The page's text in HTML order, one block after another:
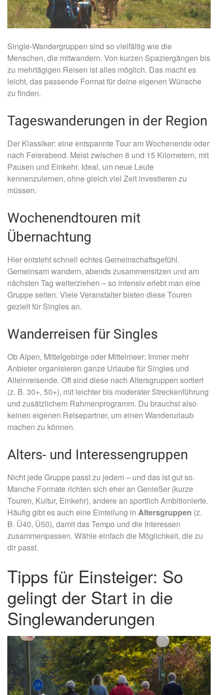
Single-Wandergruppen sind so vielfältig wie die
Menschen, die mitwandern. Von kurzen Spaziergängen bis
zu mehrtägigen Reisen ist alles möglich. Das macht es
leicht, das passende Format für deine eigenen Wünsche
zu finden.
Tageswanderungen in der Region
Der Klassiker: eine entspannte Tour am Wochenende oder
nach Feierabend. Meist zwischen 8 und 15 Kilometern, mit
Pausen und Einkehr. Ideal, um neue Leute
kennenzulernen, ohne gleich viel Zeit investieren zu
müssen.
Wochenendtouren mit
Übernachtung
Hier entsteht schnell echtes Gemeinschaftsgefühl.
Gemeinsam wandern, abends zusammensitzen und am
nächsten Tag weiterziehen – so intensiv erlebt man eine
Gruppe selten. Viele Veranstalter bieten diese Touren
gezielt für Singles an.
Wanderreisen für Singles
Ob Alpen, Mittelgebirge oder Mittelmeer: Immer mehr
Anbieter organisieren ganze Urlaube für Singles und
Alleinreisende. Oft sind diese nach Altersgruppen sortiert
(z. B. 30+, 50+), mit leichter bis moderater Streckenführung
und zusätzlichem Rahmenprogramm. Du brauchst also
keinen eigenen Reisepartner, um einen Wanderurlaub
machen zu können.
Alters- und Interessengruppen
Nicht jede Gruppe passt zu jedem – und das ist gut so.
Manche Formate richten sich eher an Genießer (kurze
Touren, Kultur, Einkehr), andere an sportlich Ambitionierte.
Häufig gibt es auch eine Einteilung in Altersgruppen (z.
B. Ü40, Ü50), damit das Tempo und die Interessen
zusammenpassen. Wähle einfach die Möglichkeit, die zu
dir passt.
Tipps für Einsteiger: So
gelingt der Start in die
Singlewanderungen